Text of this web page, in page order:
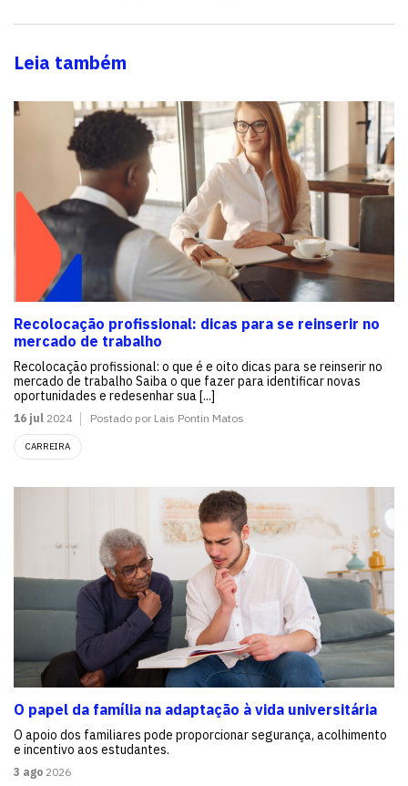
Leia também
Recolocação profissional: dicas para se reinserir no
mercado de trabalho
Recolocação profissional: o que é e oito dicas para se reinserir no
mercado de trabalho Saiba o que fazer para identificar novas
oportunidades e redesenhar sua [...]
16 jul 2024 Postado por Lais Pontin Matos
CARREIRA
O papel da família na adaptação à vida universitária
O apoio dos familiares pode proporcionar segurança, acolhimento
e incentivo aos estudantes.
3 ago 2026